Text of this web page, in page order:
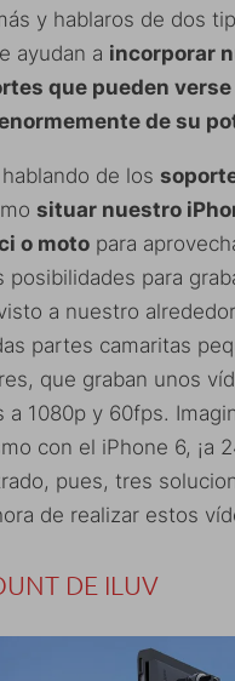
y hablaros de dos
ayudan a incorporar
que pueden verse
de su
de los
situar nuestro
o moto para
posibilidades para
a nuestro
partes camaritas
que graban unos
a 1080p y 60fps.
con el iPhone 6, ¡a
pues, tres
de realizar estos
DE ILUV